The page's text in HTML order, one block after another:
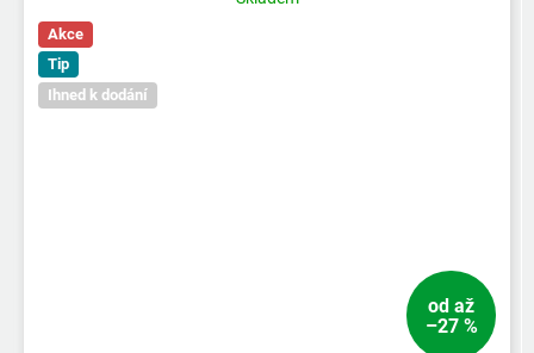
Akce
Tip
Ihned k dodání
od až
–27 %